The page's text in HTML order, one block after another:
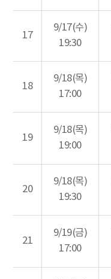
17
9/17(수)
19:30
18
9/18(목)
17:00
19
9/18(목)
19:00
20
9/18(목)
19:30
21
9/19(금)
17:00